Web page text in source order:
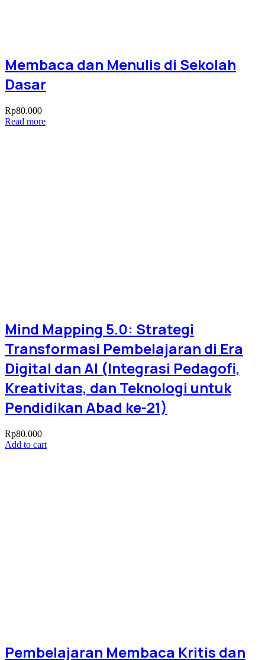
Membaca dan Menulis di Sekolah
Dasar
Rp80.000
Read more
Mind Mapping 5.0: Strategi
Transformasi Pembelajaran di Era
Digital dan AI (Integrasi Pedagofi,
Kreativitas, dan Teknologi untuk
Pendidikan Abad ke-21)
Rp80.000
Add to cart
Pembelajaran Membaca Kritis dan